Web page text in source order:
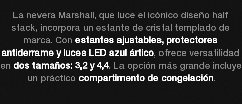
La nevera Marshall, que luce el icónico diseño half
stack, incorpora un estante de cristal templado de
marca. Con estantes ajustables, protectores
antiderrame y luces LED azul ártico, ofrece versatilidad
en dos tamaños: 3,2 y 4,4. La opción más grande incluye
un práctico compartimento de congelación.